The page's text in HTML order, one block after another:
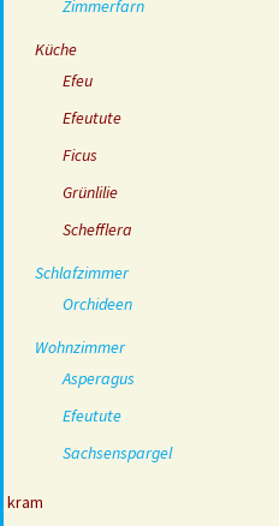
Zimmerfarn
Küche
Efeu
Efeutute
Ficus
Grünlilie
Schefflera
Schlafzimmer
Orchideen
Wohnzimmer
Asperagus
Efeutute
Sachsenspargel
kram